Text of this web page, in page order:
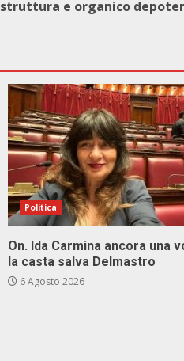
struttura e organico
Politica
On. Ida Carmina ancora una
la casta salva Delmastro
6 Agosto 2026